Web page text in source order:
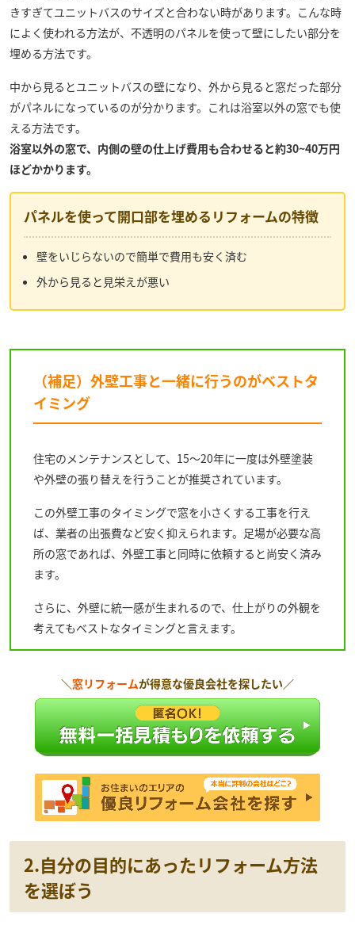
きすぎてユニットバスのサイズと合わない時があります。こんな時
によく使われる方法が、不透明のパネルを使って壁にしたい部分を
埋める方法です。
中から見るとユニットバスの壁になり、外から見ると窓だった部分
がパネルになっているのが分かります。これは浴室以外の窓でも使
える方法です。
浴室以外の窓で、内側の壁の仕上げ費用も合わせると約30~40万円
ほどかかります。
パネルを使って開口部を埋めるリフォームの特徴
壁をいじらないので簡単で費用も安く済む
外から見ると見栄えが悪い
（補足）外壁工事と一緒に行うのがベストタ
イミング
住宅のメンテナンスとして、15～20年に一度は外壁塗装
や外壁の張り替えを行うことが推奨されています。
この外壁工事のタイミングで窓を小さくする工事を行え
ば、業者の出張費など安く抑えられます。足場が必要な高
所の窓であれば、外壁工事と同時に依頼すると尚安く済み
ます。
さらに、外壁に統一感が生まれるので、仕上がりの外観を
考えてもベストなタイミングと言えます。
＼窓リフォームが得意な優良会社を探したい／
2.自分の目的にあったリフォーム方法
を選ぼう